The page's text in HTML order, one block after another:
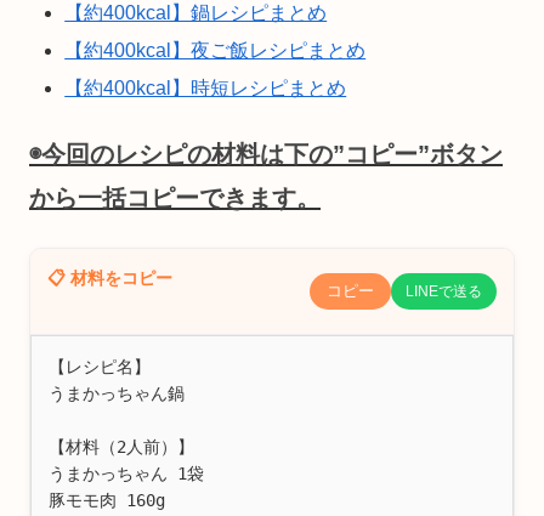
【約400kcal】鍋レシピまとめ
【約400kcal】夜ご飯レシピまとめ
【約400kcal】時短レシピまとめ
◉今回のレシピの材料は下の”コピー”ボタン
から一括コピーできます。
📋 材料をコピー
コピー LINEで送る
【レシピ名】
うまかっちゃん鍋
【材料（2人前）】
うまかっちゃん 1袋
豚モモ肉 160g